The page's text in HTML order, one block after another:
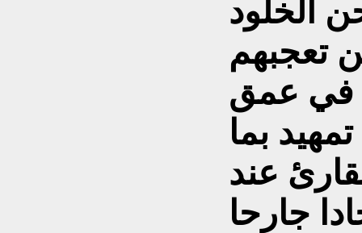
تعجبهم
في عمق
بما
عند
جارحا